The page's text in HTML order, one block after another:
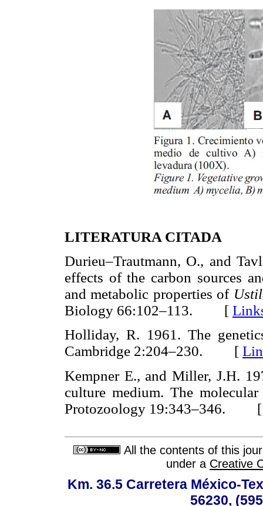
LITERATURA CITADA
Durieu–Trautmann, O., and
effects of the carbon sources
and metabolic properties of
Biology 66:102–113. [
Holliday, R. 1961. The
Cambridge 2:204–230. [
Kempner E., and Miller, J.H.
culture medium. The
Protozoology 19:343–346.
All the contents of this
under a Creative
Km. 36.5 Carretera México-
56230,